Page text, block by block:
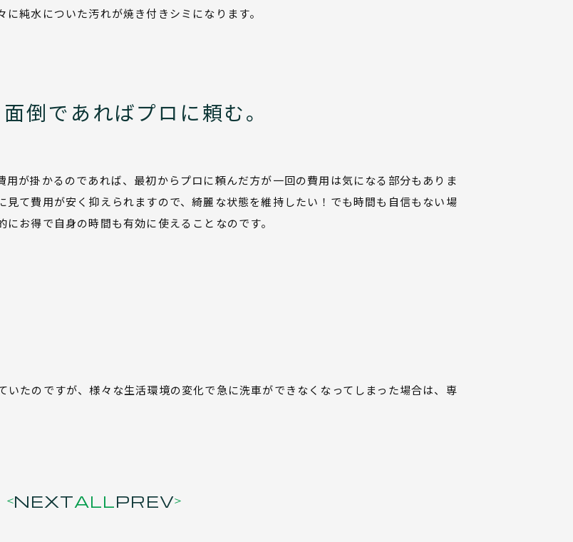
純水についた汚れが焼き付きシミになります。
倒であればプロに頼む。
が掛かるのであれば、最初からプロに頼んだ方が一回の費用は気になる部分もありま
て費用が安く抑えられますので、綺麗な状態を維持したい！でも時間も自信もない場
お得で自身の時間も有効に使えることなのです。
たのですが、様々な生活環境の変化で急に洗車ができなくなってしまった場合は、専
NEXTALLPREV